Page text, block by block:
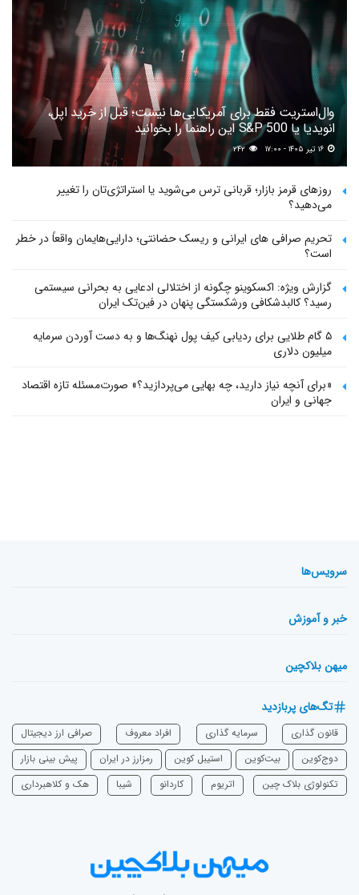
وال‌استریت فقط برای آمریکایی‌ها نیست؛ قبل از خرید اپل،
انویدیا یا S&P 500 این راهنما را بخوانید
۲۴۲
روزهای قرمز بازار؛ قربانی ترس می‌شوید یا استراتژی‌تان را تغییر
می‌دهید؟
تحریم صرافی های ایرانی و ریسک حضانتی؛ دارایی‌هایمان واقعاً در خطر
است؟
گزارش ویژه: اکسکوینو چگونه از اختلالی ادعایی به بحرانی سیستمی
رسید؟ کالبدشکافی ورشکستگی پنهان در فین‌تک ایران
۵ گام طلایی برای ردیابی کیف پول‌ نهنگ‌ها و به دست آوردن سرمایه
میلیون دلاری
«برای آنچه نیاز دارید، چه بهایی می‌پردازید؟» صورت‌مسئله تازه اقتصاد
جهانی و ایران
سرویس‌ها
خبر و آموزش
میهن بلاکچین
تگ‌های پربازدید
قانون گذاری سرمایه‌ گذاری افراد معروف
صرافی ارز دیجیتال
دوج‌کوین
بیت‌کوین استیبل کوین رمزارز در ایران
پیش بینی بازار
تکنولوژی بلاک چین
اتریوم ‌کاردانو شیبا هک و کلاهبرداری